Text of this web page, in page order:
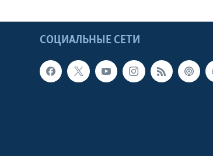
СОЦИАЛЬНЫЕ СЕТИ